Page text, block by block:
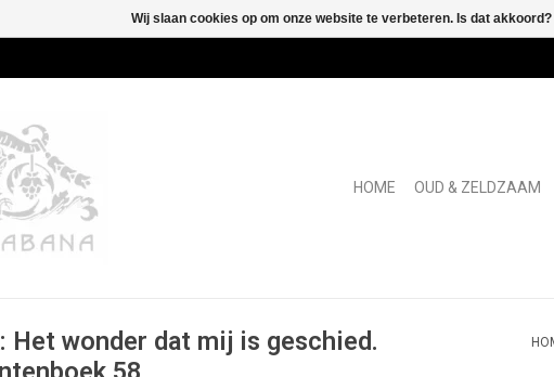
HOME OUD & ZELDZAAM
Het wonder dat mij is geschied.
Wij slaan cookies op om onze website te verbeteren. Is dat akkoord?